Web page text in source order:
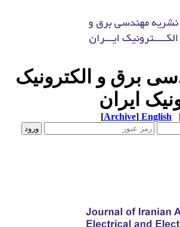
برق و الکترونیک
ایران
English
[Archive]